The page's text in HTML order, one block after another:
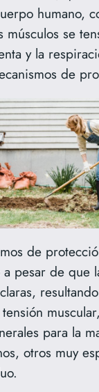
humano,
músculos se
y la
de
de
pesar de que
para la
otros muy